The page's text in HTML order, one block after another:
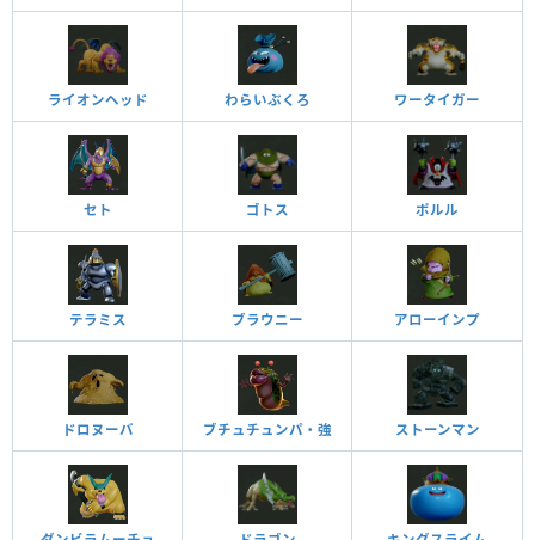
ライオンヘッド わらいぶくろ ワータイガー
セト ゴトス ポルル
テラミス ブラウニー アローインプ
ドロヌーバ ブチュチュンパ・強 ストーンマン